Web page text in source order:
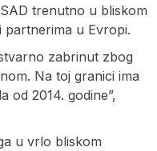
trenutno u bliskom
partnerima u Evropi.
zabrinut zbog
Na toj granici ima
od 2014. godine”,
u vrlo bliskom